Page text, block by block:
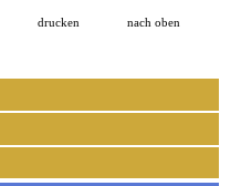
drucken nach oben